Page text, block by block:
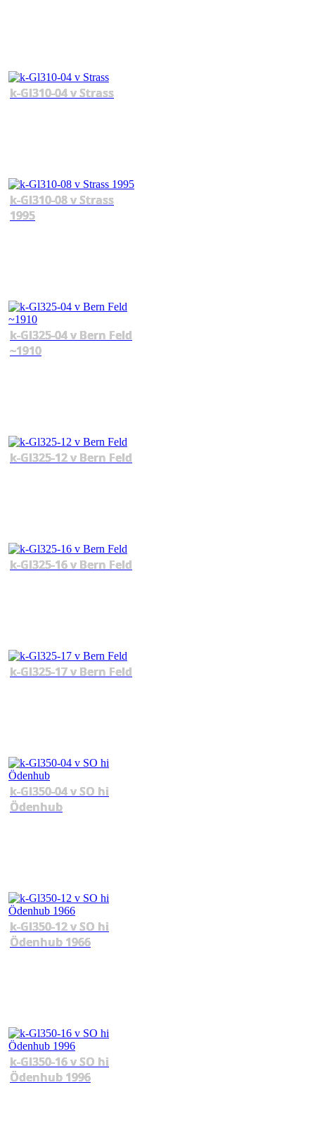
k-Gl310-04 v Strass
k-Gl310-08 v Strass
1995
k-Gl325-04 v Bern Feld
~1910
k-Gl325-12 v Bern Feld
k-Gl325-16 v Bern Feld
k-Gl325-17 v Bern Feld
k-Gl350-04 v SO hi
Ödenhub
k-Gl350-12 v SO hi
Ödenhub 1966
k-Gl350-16 v SO hi
Ödenhub 1996